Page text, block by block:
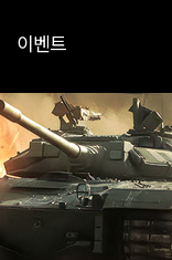
이벤트